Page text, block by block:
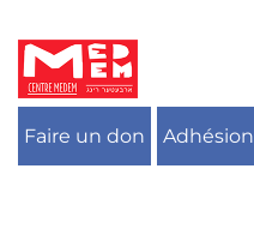
contenu
Faire un don Adhésion